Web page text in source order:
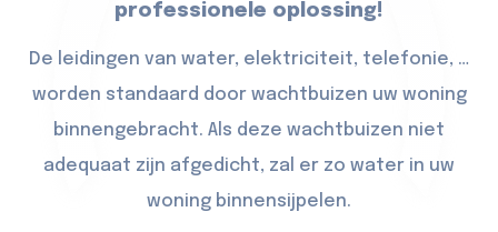
professionele oplossing!
De leidingen van water, elektriciteit, telefonie, …
worden standaard door wachtbuizen uw woning
binnengebracht. Als deze wachtbuizen niet
adequaat zijn afgedicht, zal er zo water in uw
woning binnensijpelen.